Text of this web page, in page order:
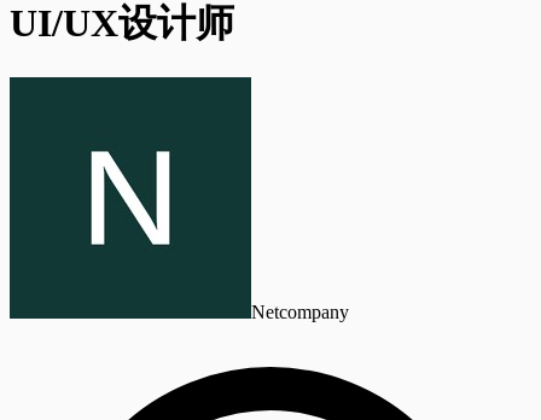
UI/UX设计师
Netcompany